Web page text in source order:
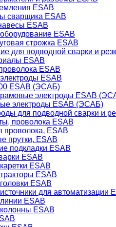
ESAB
сварщика ESAB
ESAB
ESAB
строжка ESAB
для подводной сварки и
ESAB
ESAB
ESAB
ESAB (ЭСАБ)
электроды ESAB
электроды ESAB (ЭСАБ)
для подводной сварки и
проволока ESAB
проволока, ESAB
прутки, ESAB
подкладки ESAB
ESAB
ESAB
ESAB
ESAB
для автоматизации
ESAB
ESAB